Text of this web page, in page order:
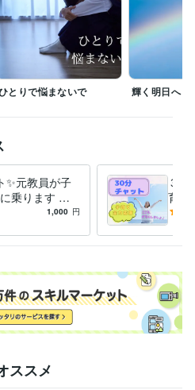
年
ドミニストレータ）
取得年 : 2004
年
のあるお子さんに関する相談 先生方
特別支援学級の授業づくりに関す
働き方改革 特別支援教育
中学校
とりで悩まないで 輝く明日へ
✨元教員が子
乗ります 発
/不登校/行き
1,000 円
３０
育て
期/
ススメ